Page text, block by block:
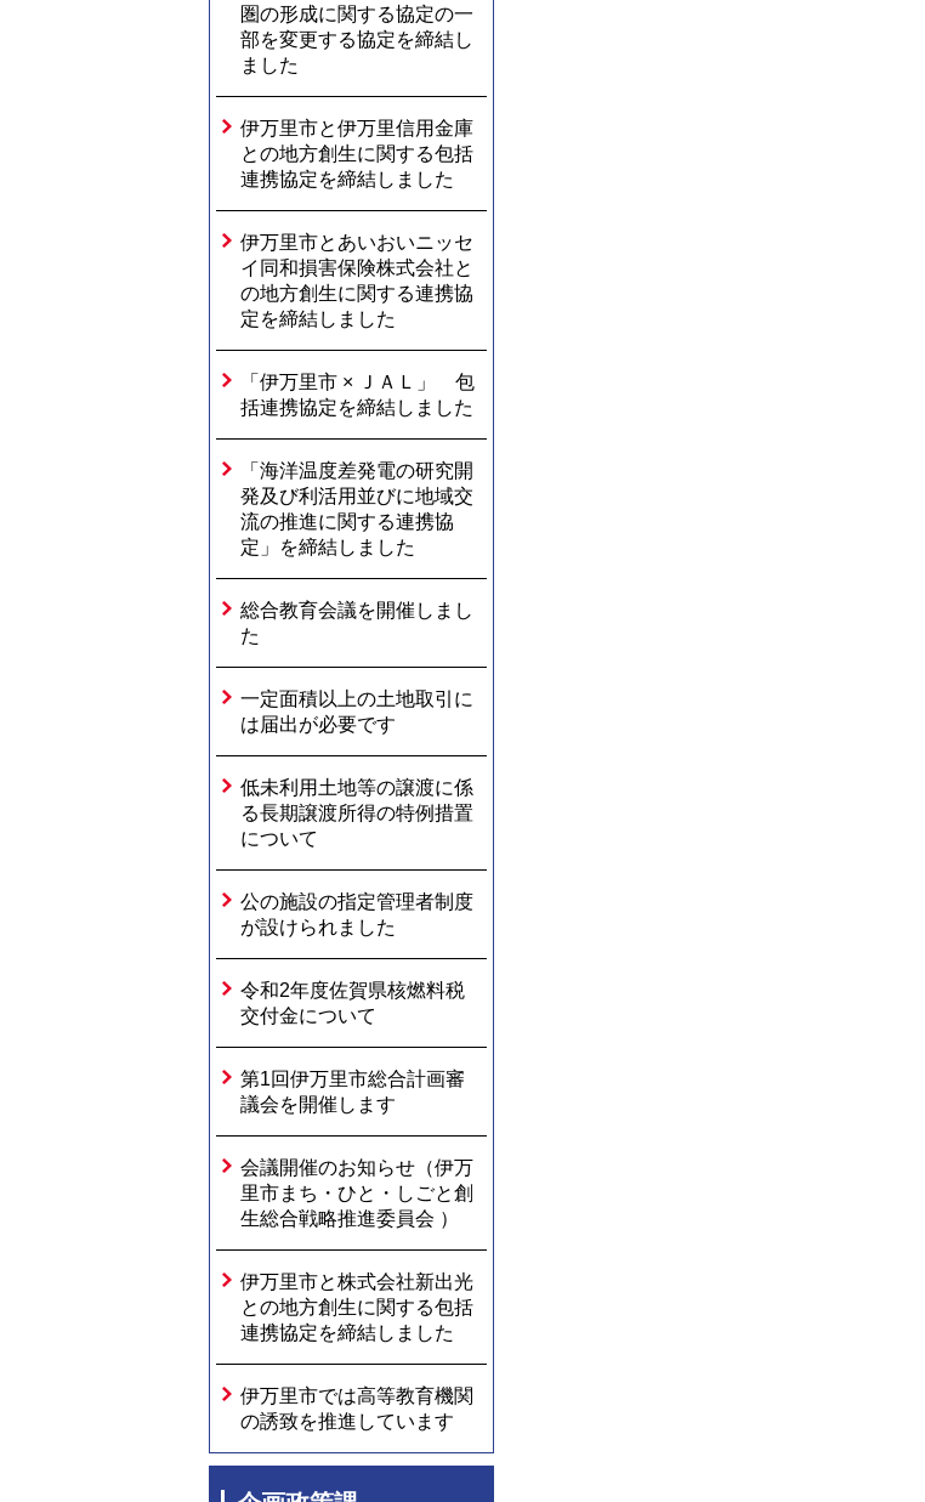
圏の形成に関する協定の一
部を変更する協定を締結し
ました
伊万里市と伊万里信用金庫
との地方創生に関する包括
連携協定を締結しました
伊万里市とあいおいニッセ
イ同和損害保険株式会社と
の地方創生に関する連携協
定を締結しました
「伊万里市 × ＪＡＬ」 包
括連携協定を締結しました
「海洋温度差発電の研究開
発及び利活用並びに地域交
流の推進に関する連携協
定」を締結しました
総合教育会議を開催しまし
た
一定面積以上の土地取引に
は届出が必要です
低未利用土地等の譲渡に係
る長期譲渡所得の特例措置
について
公の施設の指定管理者制度
が設けられました
令和2年度佐賀県核燃料税
交付金について
第1回伊万里市総合計画審
議会を開催します
会議開催のお知らせ（伊万
里市まち・ひと・しごと創
生総合戦略推進委員会 ）
伊万里市と株式会社新出光
との地方創生に関する包括
連携協定を締結しました
伊万里市では高等教育機関
の誘致を推進しています